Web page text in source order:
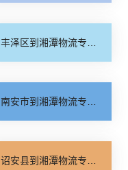
丰泽区到湘潭物流专线_怎么收费「需要几天」
南安市到湘潭物流专线_保证时效「一站式托运」
诏安县到湘潭物流专线_收费标准「运价实惠」